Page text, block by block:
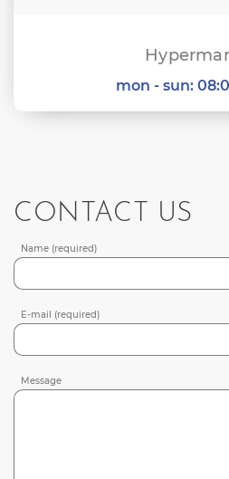
mon - sun:
CONTACT US
Name (required)
E-mail (required)
Message